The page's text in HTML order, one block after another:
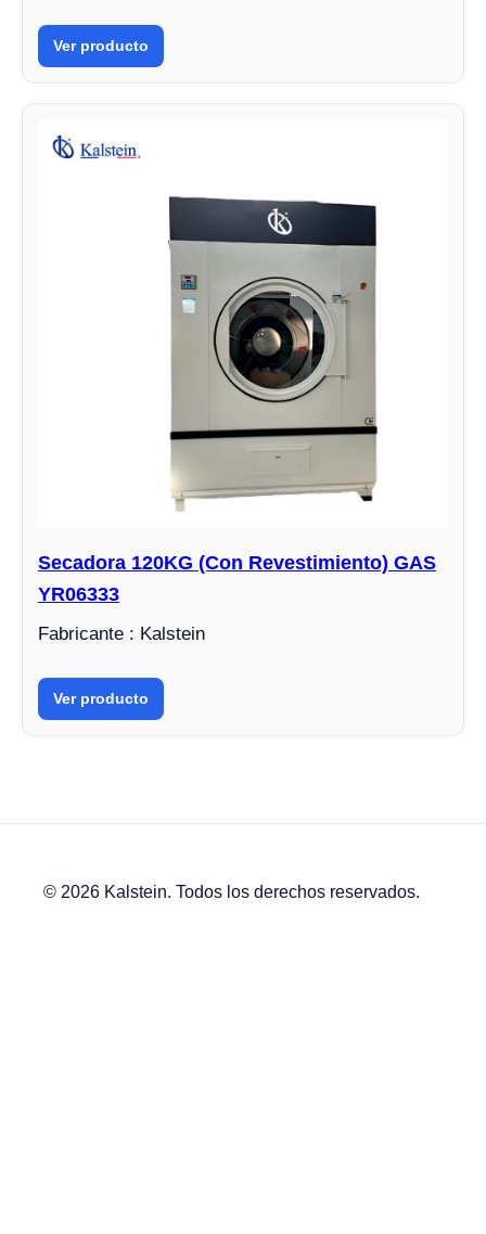
Ver producto
Secadora 120KG (Con Revestimiento) GAS
YR06333
Fabricante : Kalstein
Ver producto
© 2026 Kalstein. Todos los derechos reservados.